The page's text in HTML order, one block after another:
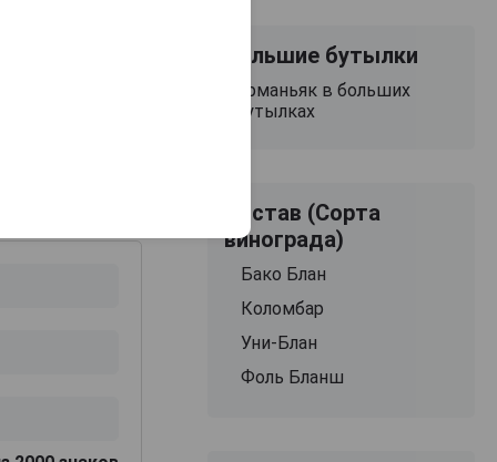
Большие бутылки
Арманьяк в больших
бутылках
Состав (Сорта
винограда)
Бако Блан
Коломбар
Уни-Блан
Фоль Бланш